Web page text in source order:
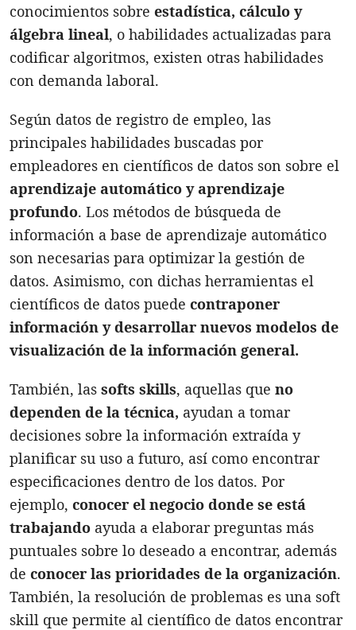
conocimientos sobre estadística, cálculo y
álgebra lineal, o habilidades actualizadas para
codificar algoritmos, existen otras habilidades
con demanda laboral.
Según datos de registro de empleo, las
principales habilidades buscadas por
empleadores en científicos de datos son sobre el
aprendizaje automático y aprendizaje
profundo. Los métodos de búsqueda de
información a base de aprendizaje automático
son necesarias para optimizar la gestión de
datos. Asimismo, con dichas herramientas el
científicos de datos puede contraponer
información y desarrollar nuevos modelos de
visualización de la información general.
También, las softs skills, aquellas que no
dependen de la técnica, ayudan a tomar
decisiones sobre la información extraída y
planificar su uso a futuro, así como encontrar
especificaciones dentro de los datos. Por
ejemplo, conocer el negocio donde se está
trabajando ayuda a elaborar preguntas más
puntuales sobre lo deseado a encontrar, además
de conocer las prioridades de la organización.
También, la resolución de problemas es una soft
skill que permite al científico de datos encontrar